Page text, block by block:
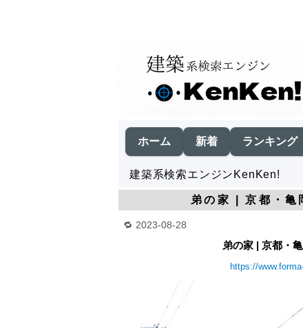
ホーム 新着 ランキング
建築系検索エンジンKenKen!
弟の家 | 京都・亀
2023-08-28
弟の家 | 京都・
https://